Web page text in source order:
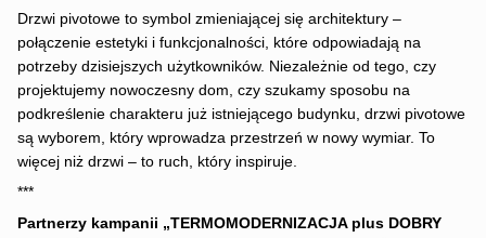
Drzwi pivotowe to symbol zmieniającej się architektury –
połączenie estetyki i funkcjonalności, które odpowiadają na
potrzeby dzisiejszych użytkowników. Niezależnie od tego, czy
projektujemy nowoczesny dom, czy szukamy sposobu na
podkreślenie charakteru już istniejącego budynku, drzwi pivotowe
są wyborem, który wprowadza przestrzeń w nowy wymiar. To
więcej niż drzwi – to ruch, który inspiruje.
***
Partnerzy kampanii „TERMOMODERNIZACJA plus DOBRY